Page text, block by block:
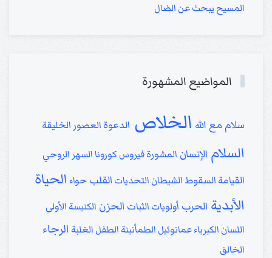
المسيح يبحث عن الضال
المواضيع المشهورة
سلام مع الله الخلاص الدعوة العصور الخليقة
السلام الإنسان المشورةفيروس كوروناالسهر الروحي
القيامة السقوط الشيطان التحديات القلب حواء الحياة
الأبدية الحرب أولويات الثبات الحزن الكنيسة الأولى
اللسان الكبرياءعمانوئيل الطمأنينة الطفل الغلبة الرجاء
الخالق